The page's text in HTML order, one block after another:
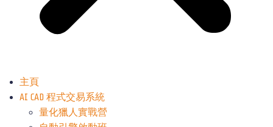
主頁
AI CAD 程式交易系統
量化獵人實戰營